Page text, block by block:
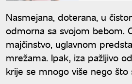
Nasmejana, doterana, u
odmorna sa svojom bebom.
majčinstvo, uglavnom
mrežama. Ipak, iza pažljivo
krije se mnogo više nego što